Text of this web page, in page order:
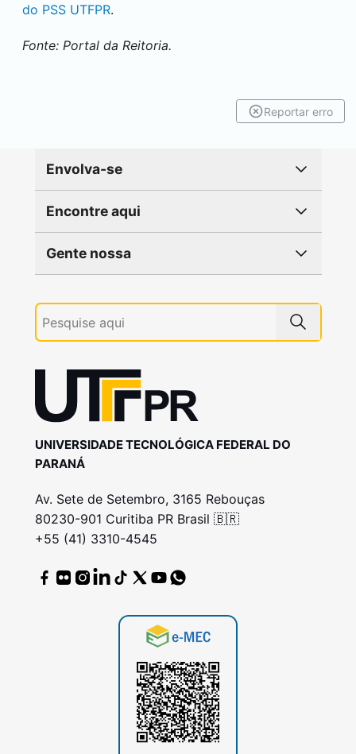
do PSS UTFPR.
Fonte: Portal da Reitoria.
Reportar erro
Envolva-se
Encontre aqui
Gente nossa
UNIVERSIDADE TECNOLÓGICA FEDERAL DO
PARANÁ
Av. Sete de Setembro, 3165 Rebouças
80230-901 Curitiba PR Brasil 🇧🇷
+55 (41) 3310-4545